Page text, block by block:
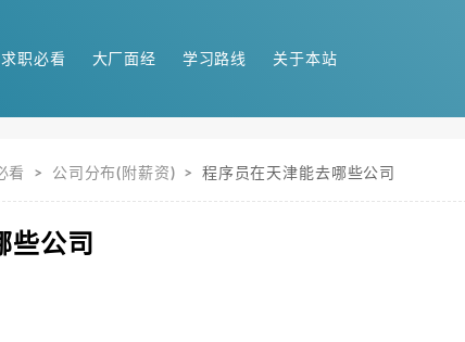
求职必看 大厂面经 学习路线 关于本站
看 > 公司分布(附薪资) > 程序员在天津能去哪些公司
些公司